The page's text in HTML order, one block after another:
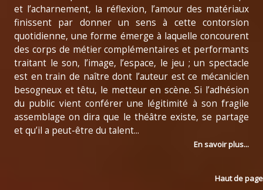
et l’acharnement, la réflexion, l’amour des matériaux
finissent par donner un sens à cette contorsion
quotidienne, une forme émerge à laquelle concourent
des corps de métier complémentaires et performants
traitant le son, l’image, l’espace, le jeu ; un spectacle
est en train de naître dont l’auteur est ce mécanicien
besogneux et têtu, le metteur en scène. Si l’adhésion
du public vient conférer une légitimité à son fragile
assemblage on dira que le théâtre existe, se partage
et qu’il a peut-être du talent...
En savoir plus...
Haut de page